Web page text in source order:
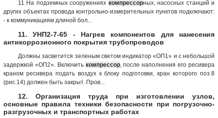
11 На подземных сооружениях компрессорных, насосных станций и
других объектах провода контрольно-измерительных пунктов подключают:
- к коммуникациям длиной бол...
11. УНП2-7-65 - Нагрев компонентов для нанесения
антикоррозионного покрытия трубопроводов
Должны засветится зеленым светом индикатор «ОП1» и с небольшой
задержкой «ОП2». Включить компрессор, после наполнения его ресивера
краном ресивера подать воздух к блоку подготовки, кран которого поз.8
(рис.14) должен быть закрыт. Пров...
12. Организация труда при изготовлении узлов,
основные правила техники безопасности при погрузочно-
разгрузочных и транспортных работах